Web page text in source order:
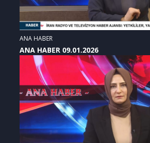
ANA HABER
ANA HABER 09.01.2026